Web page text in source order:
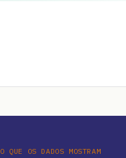
O QUE OS DADOS MOSTRAM